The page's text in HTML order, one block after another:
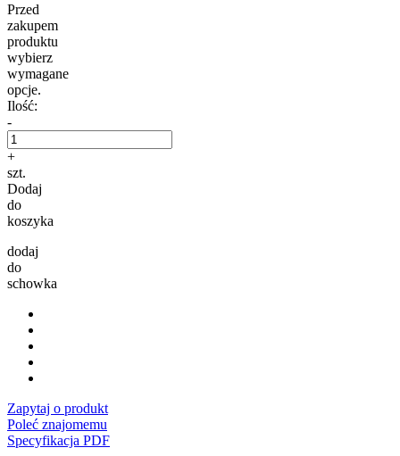
Przed
zakupem
produktu
wybierz
wymagane
opcje.
Ilość:
-
+
szt.
Dodaj
do
koszyka
dodaj
do
schowka
Zapytaj o produkt
Poleć znajomemu
Specyfikacja PDF